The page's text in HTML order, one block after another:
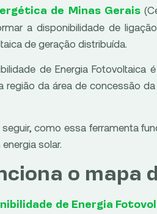
de Minas Gerais
a disponibilidade de
de geração distribuída.
de Energia
região da área de concessão
como essa ferramenta
solar.
o mapa
de Energia